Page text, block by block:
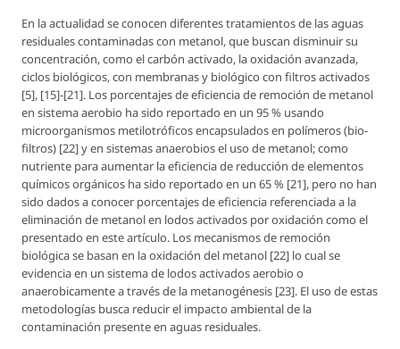
En la actualidad se conocen diferentes tratamientos de las aguas
residuales contaminadas con metanol, que buscan disminuir su
concentración, como el carbón activado, la oxidación avanzada,
ciclos biológicos, con membranas y biológico con filtros activados
[5], [15]-[21]. Los porcentajes de eficiencia de remoción de metanol
en sistema aerobio ha sido reportado en un 95 % usando
microorganismos metilotróficos encapsulados en polímeros (bio-
filtros) [22] y en sistemas anaerobios el uso de metanol; como
nutriente para aumentar la eficiencia de reducción de elementos
químicos orgánicos ha sido reportado en un 65 % [21], pero no han
sido dados a conocer porcentajes de eficiencia referenciada a la
eliminación de metanol en lodos activados por oxidación como el
presentado en este artículo. Los mecanismos de remoción
biológica se basan en la oxidación del metanol [22] lo cual se
evidencia en un sistema de lodos activados aerobio o
anaerobicamente a través de la metanogénesis [23]. El uso de estas
metodologías busca reducir el impacto ambiental de la
contaminación presente en aguas residuales.